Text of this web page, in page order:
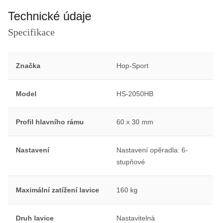
Technické údaje
Specifikace
Značka Hop-Sport
Model HS-2050HB
Profil hlavního rámu 60 x 30 mm
Nastavení
Nastavení opěradla: 6-
stupňové
Maximální zatížení lavice 160 kg
Druh lavice Nastavitelná